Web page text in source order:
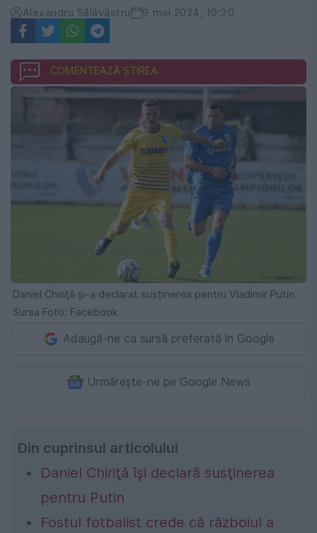
Alexandru Sălăvăstru 9 mai 2024, 10:30
COMENTEAZĂ ȘTIREA
Daniel Chiriţă și-a declarat susținerea pentru Vladimir Putin.
Sursa Foto: Facebook
Adaugă-ne ca sursă preferată în Google
Urmărește-ne pe Google News
Din cuprinsul articolului
Daniel Chiriţă îşi declară susţinerea
pentru Putin
Fostul fotbalist crede că războiul a